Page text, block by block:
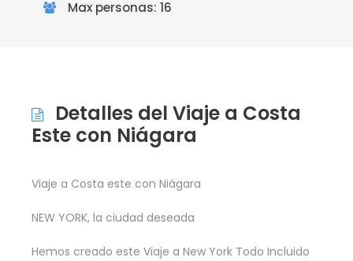
Max personas: 16
Detalles del Viaje a Costa
Este con Niágara
Viaje a Costa este con Niágara
NEW YORK, la ciudad deseada
Hemos creado este Viaje a New York Todo Incluido